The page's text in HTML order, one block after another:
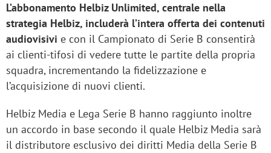
L’abbonamento Helbiz Unlimited, centrale nella
strategia Helbiz, includerà l’intera offerta dei contenuti
audiovisivi e con il Campionato di Serie B consentirà
ai clienti-tifosi di vedere tutte le partite della propria
squadra, incrementando la fidelizzazione e
l’acquisizione di nuovi clienti.
Helbiz Media e Lega Serie B hanno raggiunto inoltre
un accordo in base secondo il quale Helbiz Media sarà
il distributore esclusivo dei diritti Media della Serie B